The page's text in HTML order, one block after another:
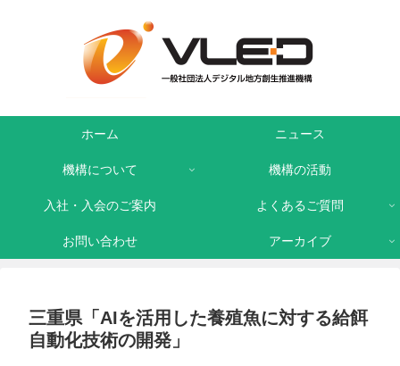
ホーム ニュース
機構について 機構の活動
入社・入会のご案内 よくあるご質問
お問い合わせ アーカイブ
三重県「AIを活用した養殖魚に対する給餌
自動化技術の開発」